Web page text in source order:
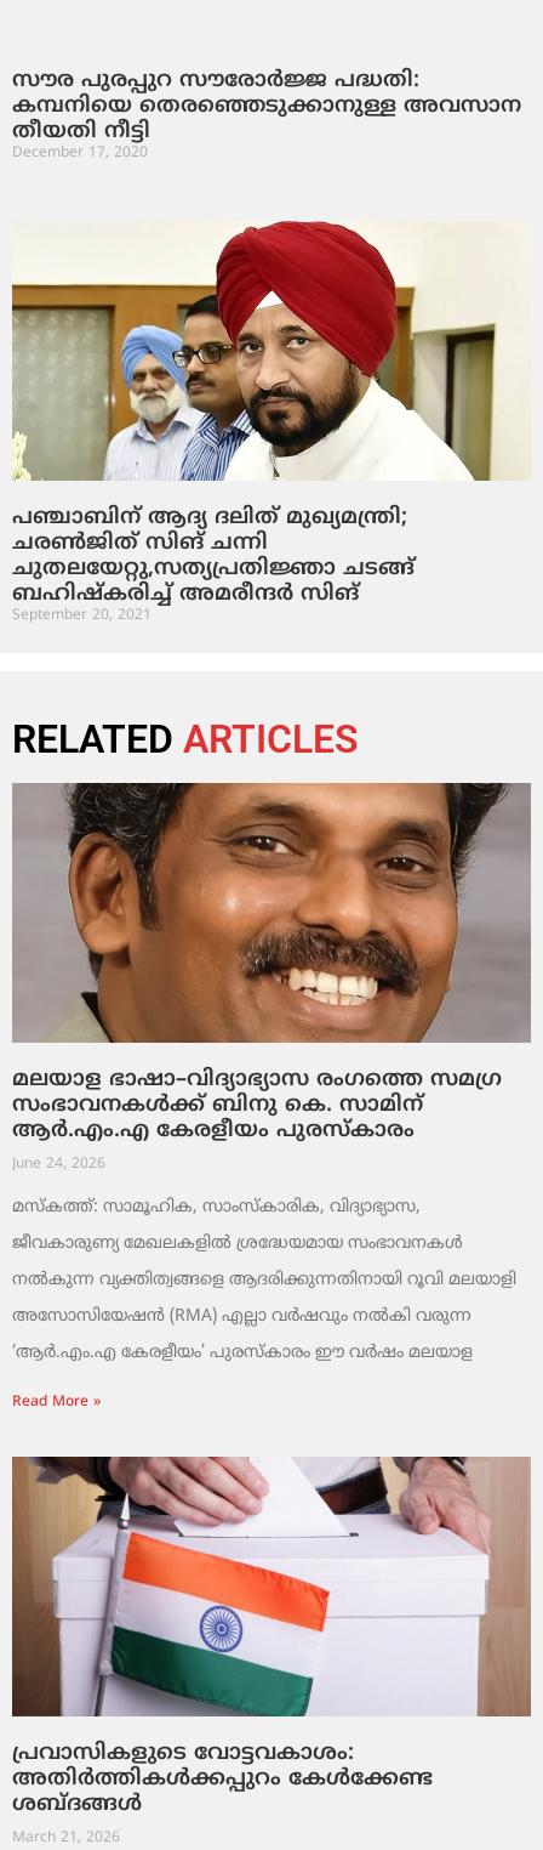
സൗര പുരപ്പുറ സൗരോര്‍ജ്ജ പദ്ധതി:
കമ്പനിയെ തെരഞ്ഞെടുക്കാനുള്ള അവസാന
തീയതി നീട്ടി
December 17, 2020
പഞ്ചാബിന് ആദ്യ ദലിത് മുഖ്യമന്ത്രി;
ചരണ്‍ജിത് സിങ് ചന്നി
ചുതലയേറ്റു,സത്യപ്രതിജ്ഞാ ചടങ്ങ്
ബഹിഷ്‌കരിച്ച് അമരീന്ദര്‍ സിങ്
September 20, 2021
RELATED ARTICLES
മലയാള ഭാഷാ–വിദ്യാഭ്യാസ രംഗത്തെ സമഗ്ര
സംഭാവനകൾക്ക് ബിനു കെ. സാമിന്
ആർ.എം.എ കേരളീയം പുരസ്‌കാരം
June 24, 2026
മസ്കത്ത്: സാമൂഹിക, സാംസ്‌കാരിക, വിദ്യാഭ്യാസ,
ജീവകാരുണ്യ മേഖലകളിൽ ശ്രദ്ധേയമായ സംഭാവനകൾ
നൽകുന്ന വ്യക്തിത്വങ്ങളെ ആദരിക്കുന്നതിനായി റൂവി മലയാളി
അസോസിയേഷൻ (RMA) എല്ലാ വർഷവും നൽകി വരുന്ന
‘ആർ.എം.എ കേരളീയം’ പുരസ്‌കാരം ഈ വർഷം മലയാള
Read More »
പ്രവാസികളുടെ വോട്ടവകാശം:
അതിർത്തികൾക്കപ്പുറം കേൾക്കേണ്ട
ശബ്ദങ്ങൾ
March 21, 2026